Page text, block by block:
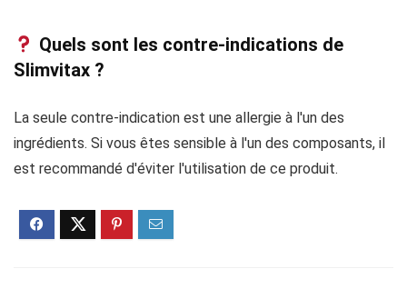
Quels sont les contre-indications de
Slimvitax ?
La seule contre-indication est une allergie à l'un des
ingrédients. Si vous êtes sensible à l'un des composants, il
est recommandé d'éviter l'utilisation de ce produit.